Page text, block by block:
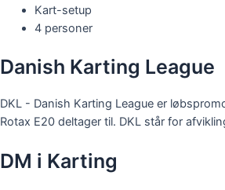
Kart-setup
4 personer
Danish Karting League
DKL - Danish Karting League er
Rotax E20 deltager til. DKL står for
DM i Karting